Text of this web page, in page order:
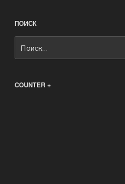
ПОИСК
COUNTER +